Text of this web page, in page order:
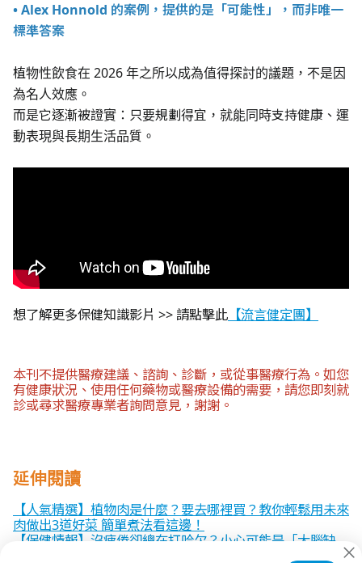
• Alex Honnold 的案例，提供的是「可能性」，而非唯一
標準答案
植物性飲食在 2026 年之所以成為值得探討的議題，不是因
為名人效應。
而是它逐漸被證實：只要規劃得宜，就能同時支持健康、運
動表現與長期生活品質。
想了解更多保健知識影片 >> 請點擊此 【流言健定團】
本刊不提供醫療建議、諮詢、診斷，或從事醫療行為。如您
有健康狀況、使用任何藥物或醫療設備的需要，請您即刻就
診或尋求醫療專業者詢問意見，謝謝。
延伸閱讀
【人氣精選】植物肉是什麼？要去哪裡買？教你輕鬆用未來
肉做出3道好菜 簡單煮法看這邊！
【保健情報】沒疲倦卻總在打哈欠？小心可能是「大腦缺